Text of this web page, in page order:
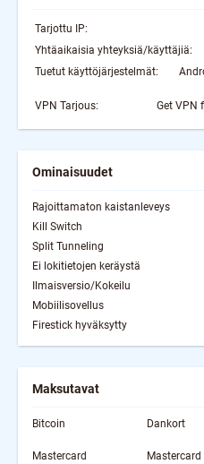
Tarjottu IP:
Yhtäaikaisia yhteyksiä/käyttäjiä:
Tuetut käyttöjärjestelmät:
VPN Tarjous:
Get VPN
Ominaisuudet
Rajoittamaton kaistanleveys
Kill Switch
Split Tunneling
Ei lokitietojen keräystä
Ilmaisversio/Kokeilu
Mobiilisovellus
Firestick hyväksytty
Maksutavat
Bitcoin Dankort
Mastercard
Mastercard